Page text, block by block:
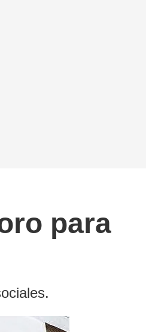
para